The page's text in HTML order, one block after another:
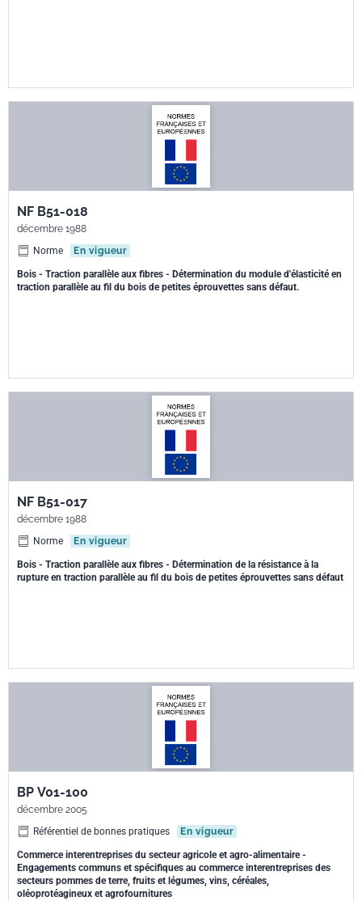
NF B51-018
décembre 1988
Norme
En vigueur
Bois - Traction parallèle aux fibres - Détermination du module d'élasticité en
traction parallèle au fil du bois de petites éprouvettes sans défaut.
NF B51-017
décembre 1988
Norme
En vigueur
Bois - Traction parallèle aux fibres - Détermination de la résistance à la
rupture en traction parallèle au fil du bois de petites éprouvettes sans défaut
BP V01-100
décembre 2005
Référentiel de bonnes pratiques
En vigueur
Commerce interentreprises du secteur agricole et agro-alimentaire -
Engagements communs et spécifiques au commerce interentreprises des
secteurs pommes de terre, fruits et légumes, vins, céréales,
oléoprotéagineux et agrofournitures